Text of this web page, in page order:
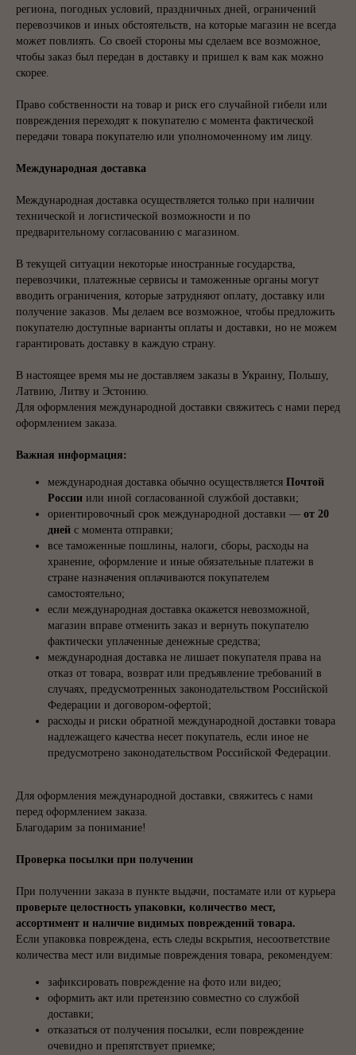
региона, погодных условий, праздничных дней, ограничений
перевозчиков и иных обстоятельств, на которые магазин не всегда
может повлиять. Со своей стороны мы сделаем все возможное,
чтобы заказ был передан в доставку и пришел к вам как можно
скорее.
Право собственности на товар и риск его случайной гибели или
повреждения переходят к покупателю с момента фактической
передачи товара покупателю или уполномоченному им лицу.
Международная доставка
Международная доставка осуществляется только при наличии
технической и логистической возможности и по
предварительному согласованию с магазином.
В текущей ситуации некоторые иностранные государства,
перевозчики, платежные сервисы и таможенные органы могут
вводить ограничения, которые затрудняют оплату, доставку или
получение заказов. Мы делаем все возможное, чтобы предложить
покупателю доступные варианты оплаты и доставки, но не можем
гарантировать доставку в каждую страну.
В настоящее время мы не доставляем заказы в Украину, Польшу,
Латвию, Литву и Эстонию.
Для оформления международной доставки свяжитесь с нами перед
оформлением заказа.
Важная информация:
международная доставка обычно осуществляется Почтой
России или иной согласованной службой доставки;
ориентировочный срок международной доставки — от 20
дней с момента отправки;
все таможенные пошлины, налоги, сборы, расходы на
хранение, оформление и иные обязательные платежи в
стране назначения оплачиваются покупателем
самостоятельно;
если международная доставка окажется невозможной,
магазин вправе отменить заказ и вернуть покупателю
фактически уплаченные денежные средства;
международная доставка не лишает покупателя права на
отказ от товара, возврат или предъявление требований в
случаях, предусмотренных законодательством Российской
Федерации и договором-офертой;
расходы и риски обратной международной доставки товара
надлежащего качества несет покупатель, если иное не
предусмотрено законодательством Российской Федерации.
Для оформления международной доставки, свяжитесь с нами
перед оформлением заказа.
Благодарим за понимание!
Проверка посылки при получении
При получении заказа в пункте выдачи, постамате или от курьера
проверьте целостность упаковки, количество мест,
ассортимент и наличие видимых повреждений товара.
Если упаковка повреждена, есть следы вскрытия, несоответствие
количества мест или видимые повреждения товара, рекомендуем:
зафиксировать повреждение на фото или видео;
оформить акт или претензию совместно со службой
доставки;
отказаться от получения посылки, если повреждение
очевидно и препятствует приемке;